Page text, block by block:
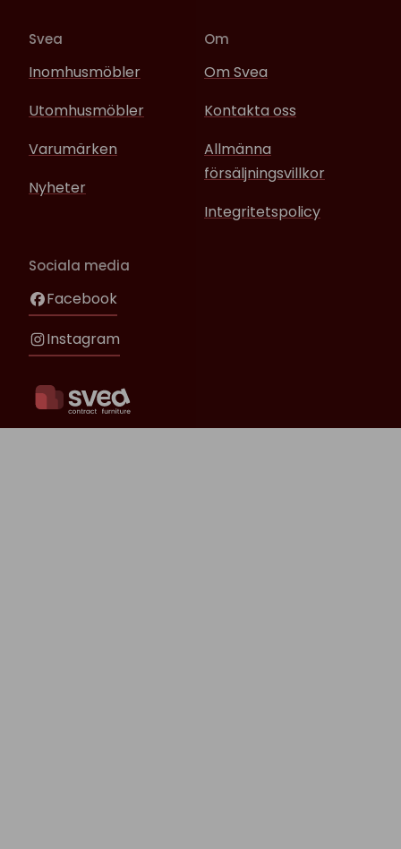
Svea
Inomhusmöbler
Utomhusmöbler
Varumärken
Nyheter
Om
Om Svea
Kontakta oss
Allmänna
försäljningsvillkor
Integritetspolicy
Sociala media
Facebook
Instagram